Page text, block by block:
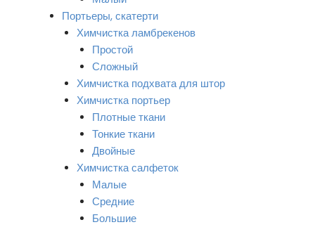
Портьеры, скатерти
Химчистка ламбрекенов
Простой
Сложный
Химчистка подхвата для штор
Химчистка портьер
Плотные ткани
Тонкие ткани
Двойные
Химчистка салфеток
Малые
Средние
Большие